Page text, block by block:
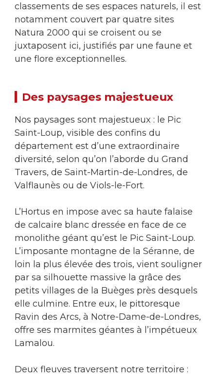
classements de ses espaces naturels, il est
notamment couvert par quatre sites
Natura 2000 qui se croisent ou se
juxtaposent ici, justifiés par une faune et
une flore exceptionnelles.
Des paysages majestueux
Nos paysages sont majestueux : le Pic
Saint-Loup, visible des confins du
département est d’une extraordinaire
diversité, selon qu’on l’aborde du Grand
Travers, de Saint-Martin-de-Londres, de
Valflaunès ou de Viols-le-Fort.
L’Hortus en impose avec sa haute falaise
de calcaire blanc dressée en face de ce
monolithe géant qu’est le Pic Saint-Loup.
L’imposante montagne de la Séranne, de
loin la plus élevée des trois, vient souligner
par sa silhouette massive la grâce des
petits villages de la Buèges près desquels
elle culmine. Entre eux, le pittoresque
Ravin des Arcs, à Notre-Dame-de-Londres,
offre ses marmites géantes à l’impétueux
Lamalou.
Deux fleuves traversent notre territoire :